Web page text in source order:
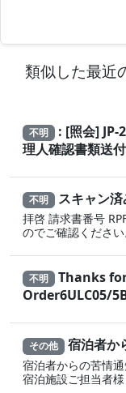
類似した最近
不明 : [照会] JP-
理人確認書類送付
不明 スキャン済
拝啓 請求書番号
のでご確認くださ
不明 Thanks
Order6ULC05/
その他 宿泊者か
宿泊者からの苦情
宿泊施設ご担当者